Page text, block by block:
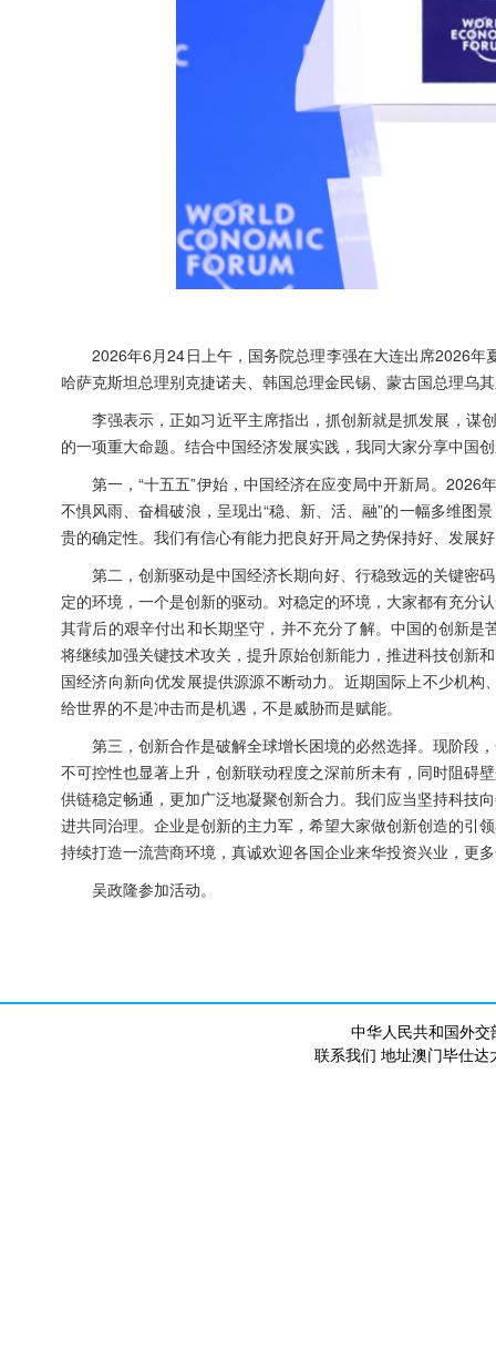
2026年6月24日上午，国务院总理李强在大连出席2026年
哈萨克斯坦总理别克捷诺夫、韩国总理金民锡、蒙古国总理乌
李强表示，正如习近平主席指出，抓创新就是抓发展，谋
的一项重大命题。结合中国经济发展实践，我同大家分享中国
第一，“十五五”伊始，中国经济在应变局中开新局。2026
不惧风雨、奋楫破浪，呈现出“稳、新、活、融”的一幅多维图
贵的确定性。我们有信心有能力把良好开局之势保持好、发展
第二，创新驱动是中国经济长期向好、行稳致远的关键密
定的环境，一个是创新的驱动。对稳定的环境，大家都有充分
其背后的艰辛付出和长期坚守，并不充分了解。中国的创新是
将继续加强关键技术攻关，提升原始创新能力，推进科技创新
国经济向新向优发展提供源源不断动力。近期国际上不少机
给世界的不是冲击而是机遇，不是威胁而是赋能。
第三，创新合作是破解全球增长困境的必然选择。现阶段
不可控性也显著上升，创新联动程度之深前所未有，同时阻碍
供链稳定畅通，更加广泛地凝聚创新合力。我们应当坚持科技
进共同治理。企业是创新的主力军，希望大家做创新创造的引
持续打造一流营商环境，真诚欢迎各国企业来华投资兴业，更
吴政隆参加活动。
中华人民共和国外
联系我们 地址澳门毕仕